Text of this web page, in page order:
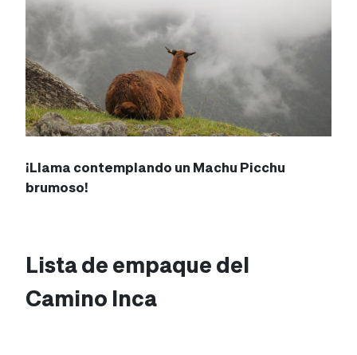
¡Llama contemplando un Machu Picchu
brumoso!
Lista de empaque del
Camino Inca